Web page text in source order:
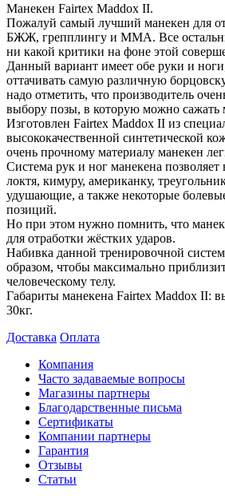
Манекен Fairtex Maddox II.
Пожалуй самый лучший манекен для
БЖЖ, грепплингу и ММА. Все
ни какой критики на фоне этой
Данный вариант имеет обе руки и
оттачивать самую различную
надо отметить, что производитель
выбору позы, в которую можно сажать
Изготовлен Fairtex Maddox II из
высококачественной синтетической
очень прочному материалу манекен
Система рук и ног манекена
локтя, кимуру, американку,
удушающие, а также некоторые
позиций.
Но при этом нужно помнить, что
для отработки жёстких ударов.
Набивка данной тренировочной
образом, чтобы максимально
человеческому телу.
Габариты манекена Fairtex Maddox II:
30кг.
Доставка Оплата
Компания
Часто задаваемые вопросы
Магазины партнеры
Благодарственные письма
Сертификаты
Компании партнеры
Гарантия
Отзывы
Статьи